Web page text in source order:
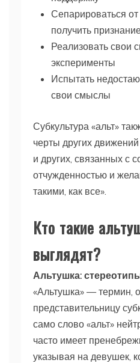
Сепарироваться
получить
Реализовать свои
эксперименты
Испытать
свои смыслы
Субкультура «альт»
черты других
и других, связанных с
отчужденностью и
такими, как все».
Кто такие
выглядят?
Альтушка:
«Альтушка» — термин,
представительницу
само слово «альт»
часто имеет
указывая на девушек,